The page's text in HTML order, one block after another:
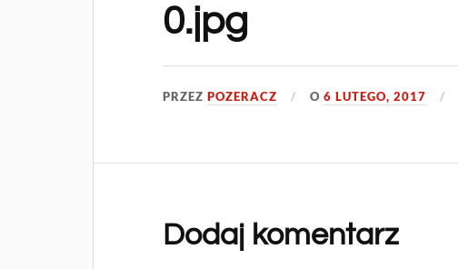
0.jpg
PRZEZPOZERACZ O6 LUTEGO, 2017
Dodaj komentarz